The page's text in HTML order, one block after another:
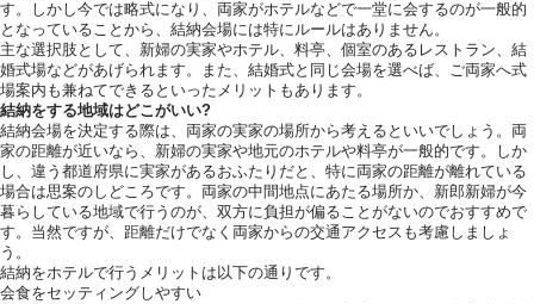
す。しかし今では略式になり、両家がホテルなどで一堂に会するのが一般的
となっていることから、結納会場には特にルールはありません。
主な選択肢として、新婦の実家やホテル、料亭、個室のあるレストラン、結
婚式場などがあげられます。また、結婚式と同じ会場を選べば、ご両家へ式
場案内も兼ねてできるといったメリットもあります。
結納をする地域はどこがいい?
結納会場を決定する際は、両家の実家の場所から考えるといいでしょう。両
家の距離が近いなら、新婦の実家や地元のホテルや料亭が一般的です。しか
し、違う都道府県に実家があるおふたりだと、特に両家の距離が離れている
場合は思案のしどころです。両家の中間地点にあたる場所か、新郎新婦が今
暮らしている地域で行うのが、双方に負担が偏ることがないのでおすすめで
す。当然ですが、距離だけでなく両家からの交通アクセスも考慮しましょ
う。
結納をホテルで行うメリットは以下の通りです。
会食をセッティングしやすい